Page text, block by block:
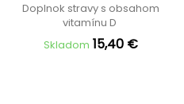
Doplnok stravy s obsahom
vitamínu D
Skladom 15,40 €